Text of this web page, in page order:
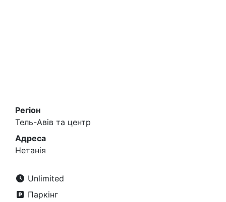
Регіон
Тель-Авів та центр
Адреса
Нетанія
Unlimited
Паркінг